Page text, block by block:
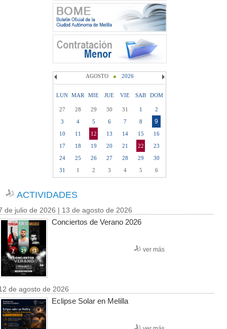
AGOSTO 2026
LUN MAR MIE JUE VIE SAB DOM
27 28 29 30 31 1
2
3
4 5 6 7 8 9
10 11 12 13 14 15
16
17
18 19 20 21 22
23
24
25 26 27 28 29
30
31
1 2 3 4 5 6
ACTIVIDADES
de julio de 2026 | 13 de agosto de 2026
Conciertos de Verano 2026
ver más
de agosto de 2026
Eclipse Solar en Melilla